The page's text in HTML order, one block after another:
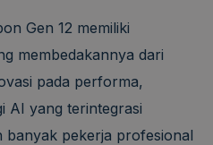
Gen 12 memiliki
membedakannya dari
pada performa,
AI yang terintegrasi
banyak pekerja profesional